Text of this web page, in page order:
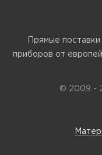
Прямые
приборов от
© 2009 -